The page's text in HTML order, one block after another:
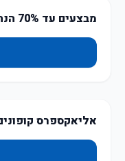
מבצעים עד 70% הנחה
אליאקספרס